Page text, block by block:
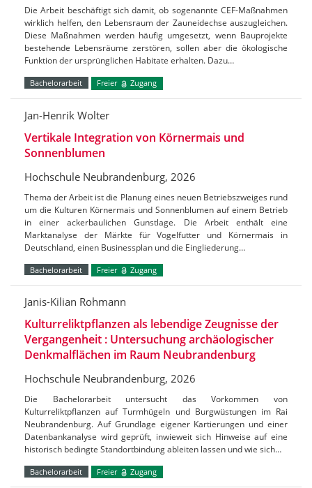
Die Arbeit beschäftigt sich damit, ob sogenannte CEF-Maßnahmen
wirklich helfen, den Lebensraum der Zauneidechse auszugleichen.
Diese Maßnahmen werden häufig umgesetzt, wenn Bauprojekte
bestehende Lebensräume zerstören, sollen aber die ökologische
Funktion der ursprünglichen Habitate erhalten. Dazu…
Bachelorarbeit Freier Zugang
Jan-Henrik Wolter
Vertikale Integration von Körnermais und
Sonnenblumen
Hochschule Neubrandenburg, 2026
Thema der Arbeit ist die Planung eines neuen Betriebszweiges rund
um die Kulturen Körnermais und Sonnenblumen auf einem Betrieb
in einer ackerbaulichen Gunstlage. Die Arbeit enthält eine
Marktanalyse der Märkte für Vogelfutter und Körnermais in
Deutschland, einen Businessplan und die Eingliederung…
Bachelorarbeit Freier Zugang
Janis-Kilian Rohmann
Kulturreliktpflanzen als lebendige Zeugnisse der
Vergangenheit : Untersuchung archäologischer
Denkmalflächen im Raum Neubrandenburg
Hochschule Neubrandenburg, 2026
Die Bachelorarbeit untersucht das Vorkommen von
Kulturreliktpflanzen auf Turmhügeln und Burgwüstungen im Rai
Neubrandenburg. Auf Grundlage eigener Kartierungen und einer
Datenbankanalyse wird geprüft, inwieweit sich Hinweise auf eine
historisch bedingte Standortbindung ableiten lassen und wie sich…
Bachelorarbeit Freier Zugang